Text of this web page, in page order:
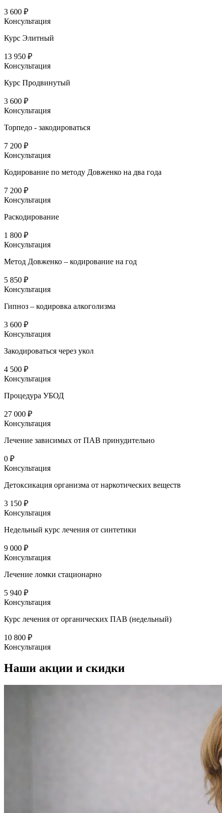
3 600 ₽
Консультация
Курс Элитный
13 950 ₽
Консультация
Курс Продвинутый
3 600 ₽
Консультация
Торпедо - закодироваться
7 200 ₽
Консультация
Кодирование по методу Довженко на два года
7 200 ₽
Консультация
Раскодирование
1 800 ₽
Консультация
Метод Довженко – кодирование на год
5 850 ₽
Консультация
Гипноз – кодировка алкоголизма
3 600 ₽
Консультация
Закодироваться через укол
4 500 ₽
Консультация
Процедура УБОД
27 000 ₽
Консультация
Лечение зависимых от ПАВ принудительно
0 ₽
Консультация
Детоксикация организма от наркотических веществ
3 150 ₽
Консультация
Недельный курс лечения от синтетики
9 000 ₽
Консультация
Лечение ломки стационарно
5 940 ₽
Консультация
Курс лечения от органических ПАВ (недельный)
10 800 ₽
Консультация
Наши акции и скидки